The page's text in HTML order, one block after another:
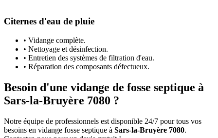
Citernes d'eau de pluie
• Vidange complète.
• Nettoyage et désinfection.
• Entretien des systèmes de filtration d'eau.
• Réparation des composants défectueux.
Besoin d'une vidange de fosse septique à
Sars-la-Bruyère 7080 ?
Notre équipe de professionnels est disponible 24/7 pour tous vos
besoins en vidange fosse septique à Sars-la-Bruyère 7080.